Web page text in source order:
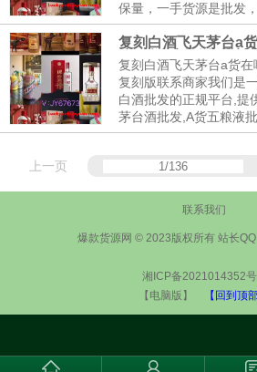
保量，一手货源是批发
飞天茅台口感出众，清
悠长，继续空下去。一
包装代替包装，通常是
度复刻飞天a货茅台酒货
复刻白酒飞天茅台a
液A货复刻版联系商
复刻白酒飞天茅台a货
复刻版联系商家我们是
白酒批发的正规平台,提
茅台酒批发,A货五粮液
品质飞天茅台批发,确保
酒水采购伙伴。【微
上一页
联系我们
爆款货源网 © 2023版权所有 站长
湘ICP备2021014352
【电脑版】
【回到顶部